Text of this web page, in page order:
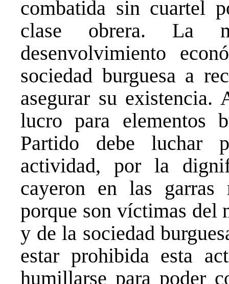
combatida sin cuartel
clase obrera. La
desenvolvimiento
sociedad burguesa a
asegurar su existencia.
lucro para elementos
Partido debe luchar
actividad, por la
cayeron en las garras
porque son víctimas del
y de la sociedad
estar prohibida esta
humillarse para poder